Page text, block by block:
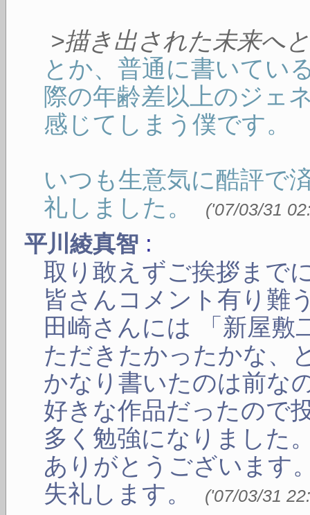
>描き出された未来へ
とか、普通に書いてい
際の年齢差以上のジェ
感じてしまう僕です。
いつも生意気に酷評で
礼しました。
('07/03/31
平川綾真智 :
取り敢えずご挨拶まで
皆さんコメント有り難
田崎さんには 「新屋敷
ただきたかったかな、
かなり書いたのは前な
好きな作品だったので
多く勉強になりました
ありがとうございます
失礼します。
('07/03/31